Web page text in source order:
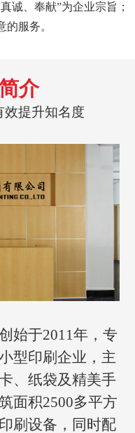
诚、奉献”为企业宗旨；
服务。
介
效提升知名度
始于2011年，专
型印刷企业，主
、纸袋及精美手
面积2500多平方
刷设备，同时配